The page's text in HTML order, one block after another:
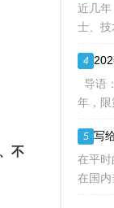
不
——接
近几
士、技
不用
无需
4
年，限
期拉
准备
5
在平时
在国内